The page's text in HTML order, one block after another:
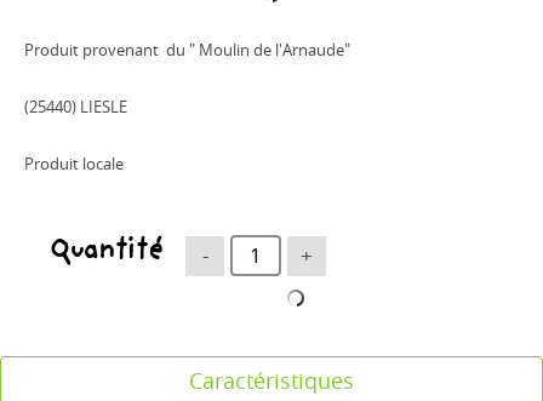
Produit provenant du " Moulin de l'Arnaude"
(25440) LIESLE
Produit locale
Quantité - +
Caractéristiques